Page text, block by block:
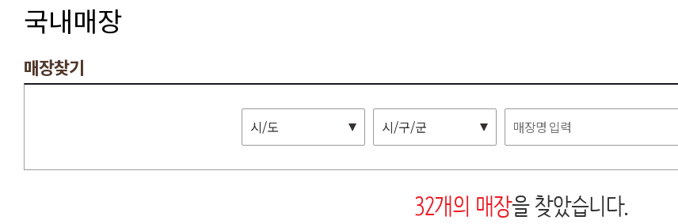
국내매장
매장찾기
시/도 시/구/군
32개의 매장을 찾았습니다.